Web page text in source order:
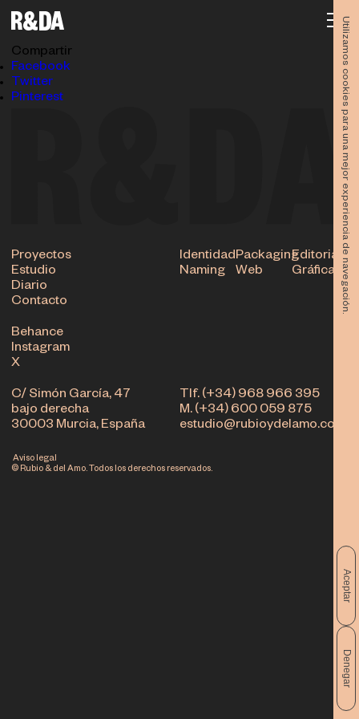
Utilizamos cookies para una mejor experiencia de navegación.
Aceptar
Denegar
25.06.2021
Compartir
Facebook
Twitter
Pinterest
Tlf. (+34) 968 966 395
M. (+34) 600 059 875
estudio@rubioydelamo.com
C/ Simón García, 47
bajo derecha
30003 Murcia, España
Proyectos
Estudio
Diario
Contacto
IdentidadPackagingEditorial
Naming
Web Gráfica
Behance
Instagram
X
© Rubio & del Amo. Todos los derechos reservados.
Aviso legal